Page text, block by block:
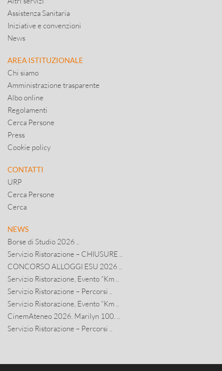
Assistenza Sanitaria
Iniziative e convenzioni
News
AREA ISTITUZIONALE
Chi siamo
Amministrazione trasparente
Albo online
Regolamenti
Cerca Persone
Press
Cookie policy
CONTATTI
URP
Cerca Persone
Cerca
NEWS
Borse di Studio 2026 ..
Servizio Ristorazione – CHIUSURE ..
CONCORSO ALLOGGI ESU 2026 ..
Servizio Ristorazione, Evento “Km ..
Servizio Ristorazione – Percorsi ..
Servizio Ristorazione, Evento “Km ..
CinemAteneo 2026. Marilyn 100. ..
Servizio Ristorazione – Percorsi ..